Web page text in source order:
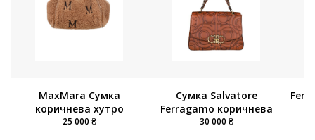
MaxMara Сумка
коричнева хутро
25 000 ₴
Сумка Salvatore
Ferragamo коричнева
30 000 ₴